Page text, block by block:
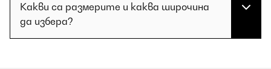
Какви са размерите и каква широчина
да избера?